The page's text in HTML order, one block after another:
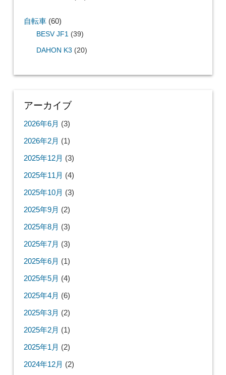
自転車(60)
BESV JF1 (39)
DAHON K3 (20)
アーカイブ
2026年6月 (3)
2026年2月 (1)
2025年12月 (3)
2025年11月 (4)
2025年10月 (3)
2025年9月 (2)
2025年8月 (3)
2025年7月 (3)
2025年6月 (1)
2025年5月 (4)
2025年4月 (6)
2025年3月 (2)
2025年2月 (1)
2025年1月 (2)
2024年12月 (2)